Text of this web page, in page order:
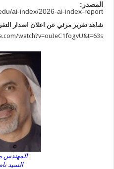
المصدر:
ai-index/2026-ai-index-report
شاهد تقرير مرئي عن اعلان اصدار
watch?v=ouIeC1fogvU&t=63s
المهندس
السيد